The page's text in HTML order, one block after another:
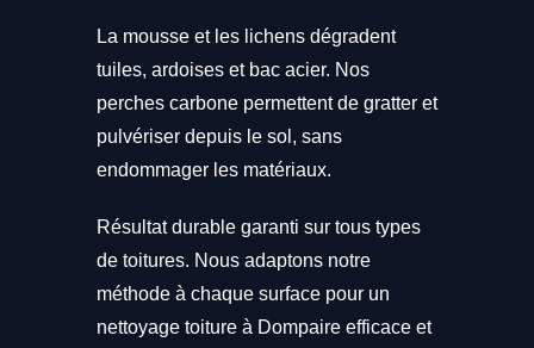
La mousse et les lichens dégradent
tuiles, ardoises et bac acier. Nos
perches carbone permettent de gratter et
pulvériser depuis le sol, sans
endommager les matériaux.
Résultat durable garanti sur tous types
de toitures. Nous adaptons notre
méthode à chaque surface pour un
nettoyage toiture à Dompaire efficace et